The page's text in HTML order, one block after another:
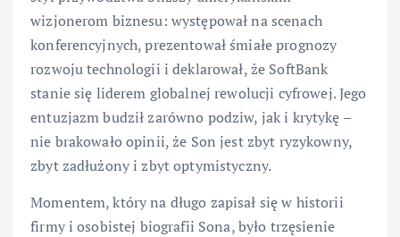
wizjonerom biznesu: występował na scenach
konferencyjnych, prezentował śmiałe prognozy
rozwoju technologii i deklarował, że SoftBank
stanie się liderem globalnej rewolucji cyfrowej. Jego
entuzjazm budził zarówno podziw, jak i krytykę –
nie brakowało opinii, że Son jest zbyt ryzykowny,
zbyt zadłużony i zbyt optymistyczny.
Momentem, który na długo zapisał się w historii
firmy i osobistej biografii Sona, było trzęsienie